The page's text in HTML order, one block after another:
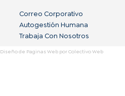
Correo Corporativo
Autogestión Humana
Trabaja Con Nosotros
Diseño de Paginas Web por Colectivo Web